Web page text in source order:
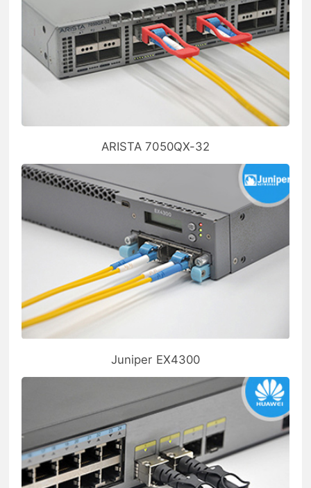
ARISTA 7050QX-32
Juniper EX4300